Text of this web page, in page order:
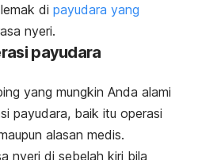
di payudara yang
nyeri.
payudara
yang mungkin Anda alami
payudara, baik itu operasi
alasan medis.
nyeri di sebelah kiri bila